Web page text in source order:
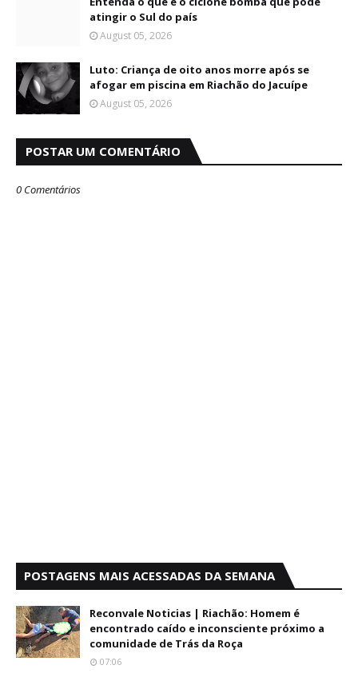
atingir o Sul do país
August 05, 2026
Luto: Criança de oito anos morre após se
afogar em piscina em Riachão do Jacuípe
August 05, 2026
POSTAR UM COMENTÁRIO
0 Comentários
POSTAGENS MAIS ACESSADAS DA SEMANA
Reconvale Noticias | Riachão: Homem é
encontrado caído e inconsciente próximo a
comunidade de Trás da Roça
07:06